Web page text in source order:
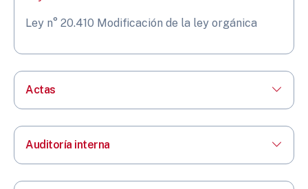
Ley n° 20.410 Modificación de la ley orgánica
Actas
Auditoría interna